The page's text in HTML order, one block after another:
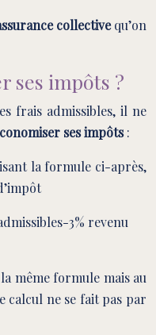
collectivequ’on
ses impôts ?
frais admissibles, il ne
ses impôts:
la formule ci-après,
3% revenu
formule mais au
calcul ne se fait pas par